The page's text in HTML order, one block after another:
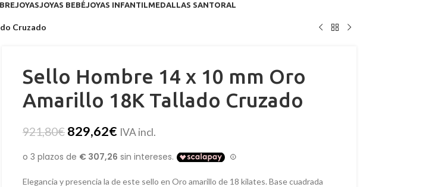
JOYASJOYAS BEBÉJOYAS INFANTILMEDALLAS SANTORAL
Cruzado
Sello Hombre 14 x 10 mm Oro
Amarillo 18K Tallado Cruzado
921,80€ 829,62€ IVA incl.
Elegancia y presencia la de este sello en Oro amarillo de 18 kilates. Base cuadrada